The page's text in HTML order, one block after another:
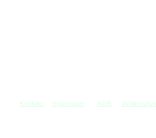
Kontakt Impressum AGB